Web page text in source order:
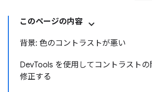
このページの内容
背景: 色のコントラストが悪い
DevTools を使用してコントラストの
修正する